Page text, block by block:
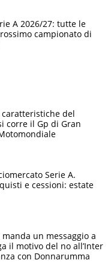
A 2026/27: tutte le
campionato di
caratteristiche del
corre il Gp di Gran
Serie A.
e cessioni: estate
un messaggio a
il motivo del no all’Inter
con Donnarumma